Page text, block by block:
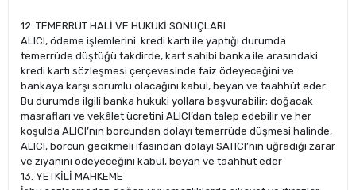
12. TEMERRÜT HALİ VE HUKUKİ SONUÇLARI
ALICI, ödeme işlemlerini kredi kartı ile yaptığı durumda
temerrüde düştüğü takdirde, kart sahibi banka ile arasındaki
kredi kartı sözleşmesi çerçevesinde faiz ödeyeceğini ve
bankaya karşı sorumlu olacağını kabul, beyan ve taahhüt eder.
Bu durumda ilgili banka hukuki yollara başvurabilir; doğacak
masrafları ve vekâlet ücretini ALICI’dan talep edebilir ve her
koşulda ALICI’nın borcundan dolayı temerrüde düşmesi halinde,
ALICI, borcun gecikmeli ifasından dolayı SATICI’nın uğradığı zarar
ve ziyanını ödeyeceğini kabul, beyan ve taahhüt eder
13. YETKİLİ MAHKEME